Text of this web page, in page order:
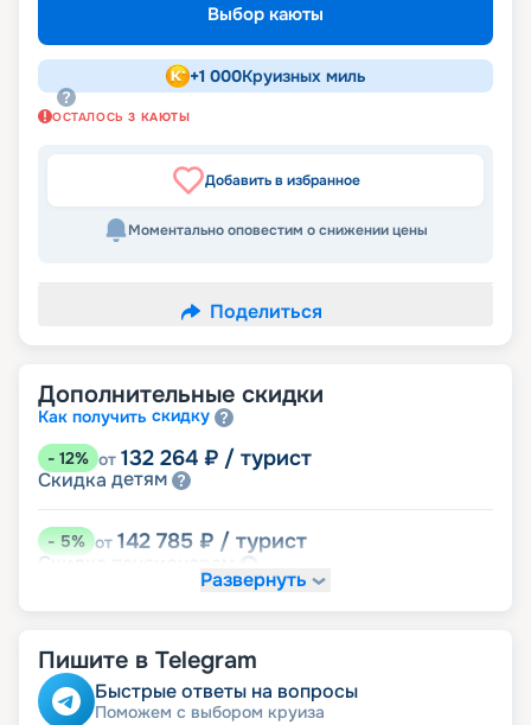
Выбор каюты
+1 000Круизных миль
ОСТАЛОСЬ 3 КАЮТЫ
Добавить в избранное
Моментально оповестим о снижении цены
Поделиться
Дополнительные скидки
Как получить скидку
- 12% от 132 264 ₽ / турист
Скидка детям
-5% от 142 785 ₽ / турист
Скидка
именинникамРазвернуть
Пишите в Telegram
Быстрые ответы на вопросы
Поможем с выбором круиза